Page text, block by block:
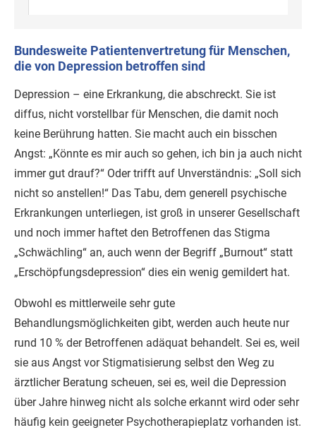
Bundesweite Patientenvertretung für Menschen,
die von Depression betroffen sind
Depression – eine Erkrankung, die abschreckt. Sie ist
diffus, nicht vorstellbar für Menschen, die damit noch
keine Berührung hatten. Sie macht auch ein bisschen
Angst: „Könnte es mir auch so gehen, ich bin ja auch nicht
immer gut drauf?“ Oder trifft auf Unverständnis: „Soll sich
nicht so anstellen!“ Das Tabu, dem generell psychische
Erkrankungen unterliegen, ist groß in unserer Gesellschaft
und noch immer haftet den Betroffenen das Stigma
„Schwächling“ an, auch wenn der Begriff „Burnout“ statt
„Erschöpfungsdepression“ dies ein wenig gemildert hat.
Obwohl es mittlerweile sehr gute
Behandlungsmöglichkeiten gibt, werden auch heute nur
rund 10 % der Betroffenen adäquat behandelt. Sei es, weil
sie aus Angst vor Stigmatisierung selbst den Weg zu
ärztlicher Beratung scheuen, sei es, weil die Depression
über Jahre hinweg nicht als solche erkannt wird oder sehr
häufig kein geeigneter Psychotherapieplatz vorhanden ist.